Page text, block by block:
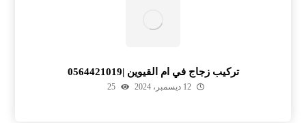
تركيب زجاج في ام القيوين |0564421019
12 ديسمبر، 2024 25